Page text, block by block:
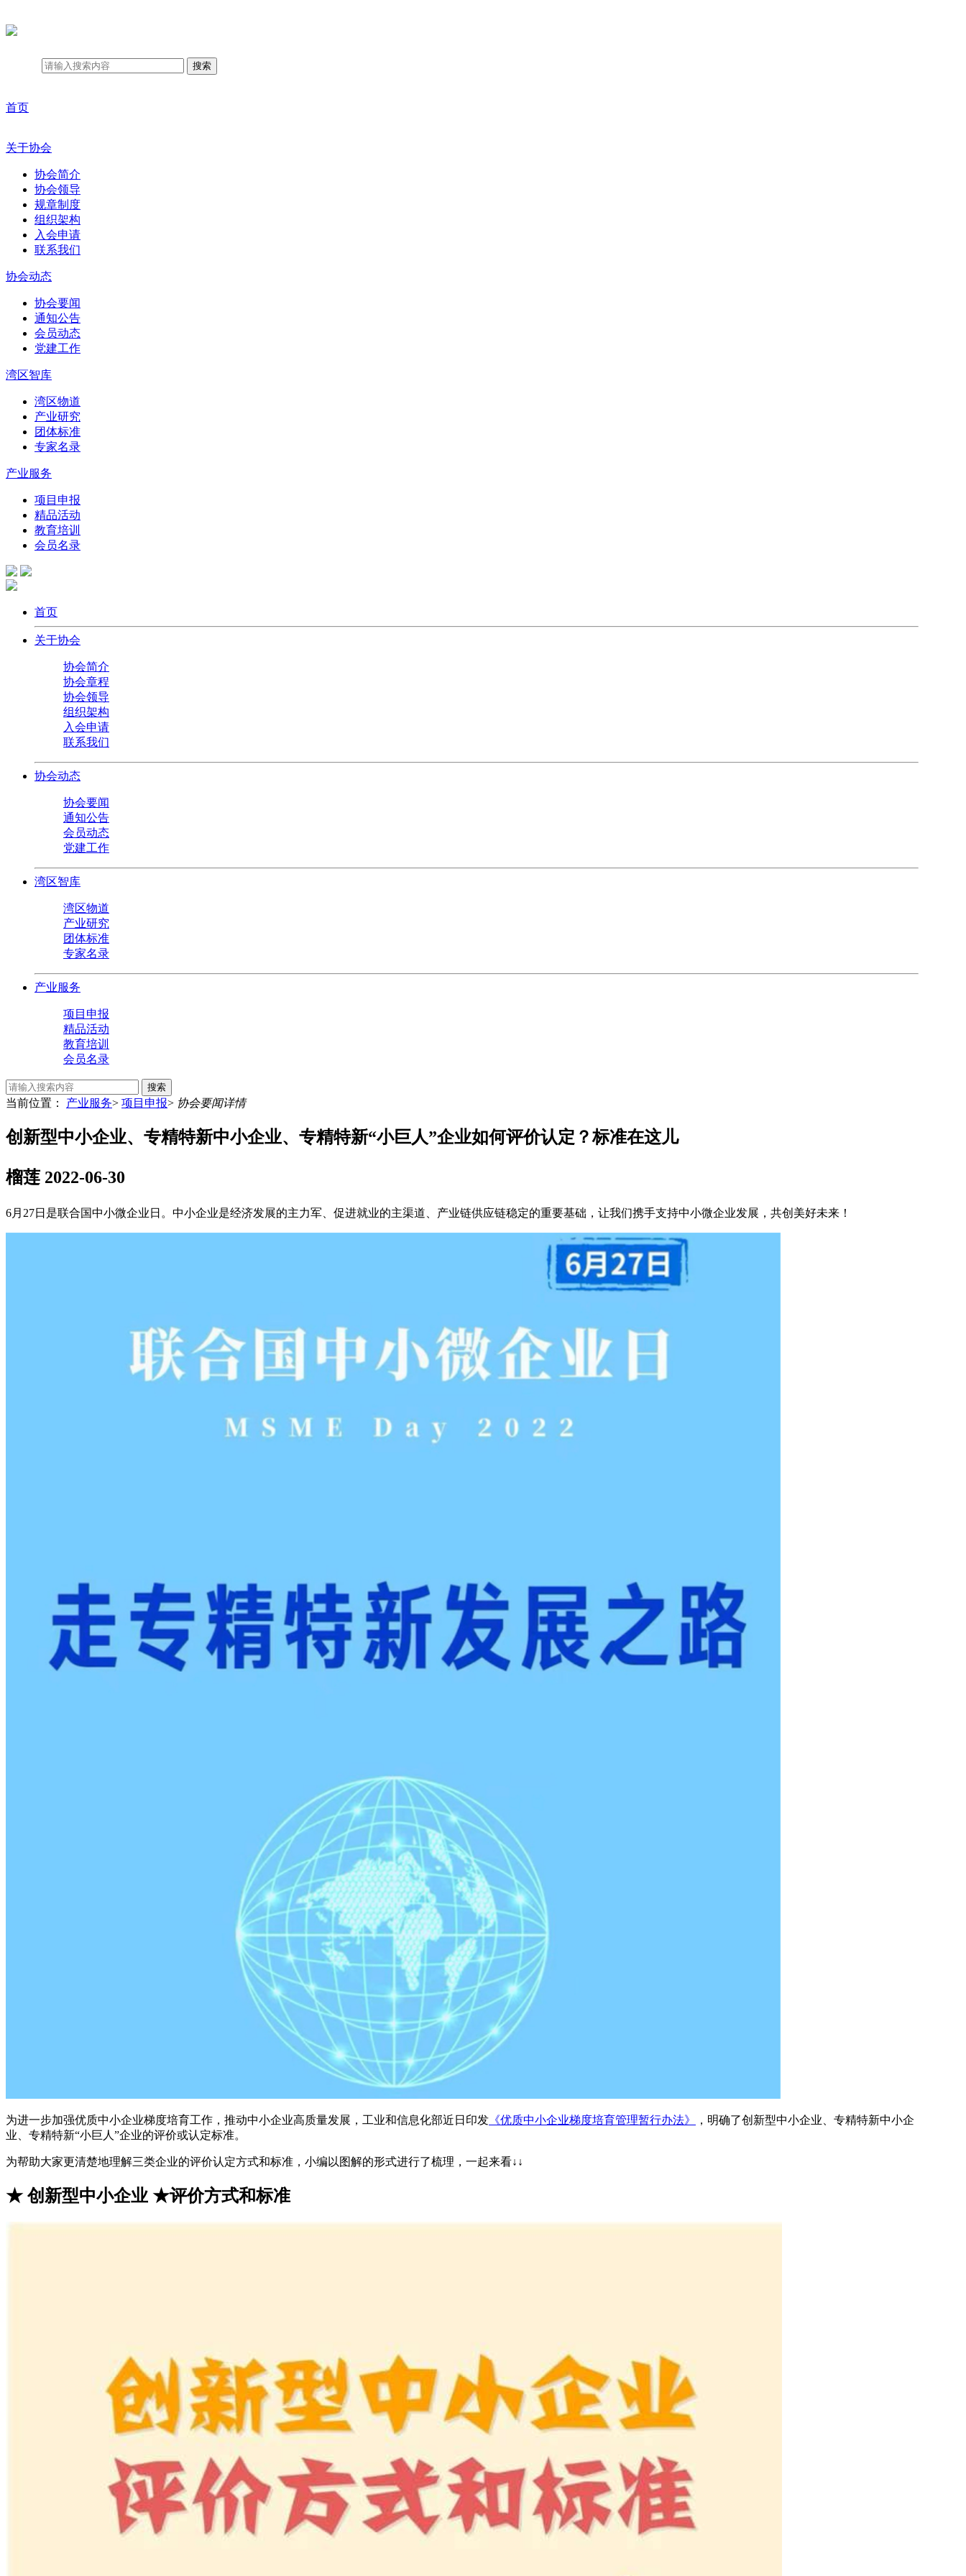
搜索
首页
关于协会
协会简介
协会领导
规章制度
组织架构
入会申请
联系我们
协会动态
协会要闻
通知公告
会员动态
党建工作
湾区智库
湾区物道
产业研究
团体标准
专家名录
产业服务
项目申报
精品活动
教育培训
会员名录
首页
关于协会
协会简介
协会章程
协会领导
组织架构
入会申请
联系我们
协会动态
协会要闻
通知公告
会员动态
党建工作
湾区智库
湾区物道
产业研究
团体标准
专家名录
产业服务
项目申报
精品活动
教育培训
会员名录
搜索
当前位置： 产业服务> 项目申报> 协会要闻详情
创新型中小企业、专精特新中小企业、专精特新“小巨人”企业如何评价认定？标准在这儿
榴莲 2022-06-30
6月27日是联合国中小微企业日。中小企业是经济发展的主力军、促进就业的主渠道、产业链供应链稳定的重要基础，让我们携手支持中小微企业发展，共创美好未来！
为进一步加强优质中小企业梯度培育工作，推动中小企业高质量发展，工业和信息化部近日印发 《优质中小企业梯度培育管理暂行办法》
，明确了创新型中小企业、专精特新中小企
业、专精特新“小巨人”企业的评价或认定标准。
为帮助大家更清楚地理解三类企业的评价认定方式和标准，小编以图解的形式进行了梳理，一起来看↓↓
★ 创新型中小企业 ★评价方式和标准